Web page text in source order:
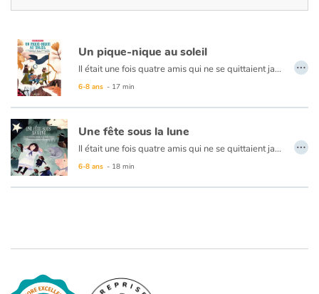
Ogres, monstres et sorcières
Héroïnes et héros
Écologie, nature, saisons
Les animaux
Un pique-nique au soleil
Il était une fois quatre amis qui ne se quittaient jamais, ils avaient trop de plaisir ensemble. Or, depuis plusieurs semaines, la bande à Bébert s’ennuyait terriblement, car il pleuvait sans cesse. Heureusement, ils eurent la fabuleuse idée d’aller faire un pique-nique à l’abri de l’eau. Ils décidèrent alors de réparer un grand bateau pour franchir la rivière et aller vers la montagne Bleue. Accompagnés par plusieurs amis, dont une belette, un renard et un loup, ils partirent vers ce nouveau pays où ils seraient tous si merveilleusement, si magnifiquement, si formidablement bien ! Ce conte musical fera rire les enfants comme jamais. Le récit est porté par quelques chansons traditionnelles bien connues et une douzaine de compositions aussi tendres que drôles. Des illustrations d’une grande finesse accompagnent ce joyeux voyage totalement débridé.
6-8 ans - 17 min
…
Une fête sous la lune
Il était une fois quatre amis qui ne se quittaient jamais comme ils avaient toujours beaucoup de plaisir ensemble. Après un voyage plein de surprises qui s’est terminé avec un grand pique-nique au soleil, les membres de la bande à Bébert décident de s’installer loin des pluies torrentielles, au sommet de la montagne Bleue. Dans ce nouveau pays, ils feront la connaissance d’une grande petite fille extraordinaire prénommée Alice, qui n’a qu’à claquer des doigts pour devenir minuscule ou géante… Ensemble, ils passeront une nuit magique à chanter et à danser sous les étoiles filantes, à planer autour de la lune !
6-8 ans - 18 min
…